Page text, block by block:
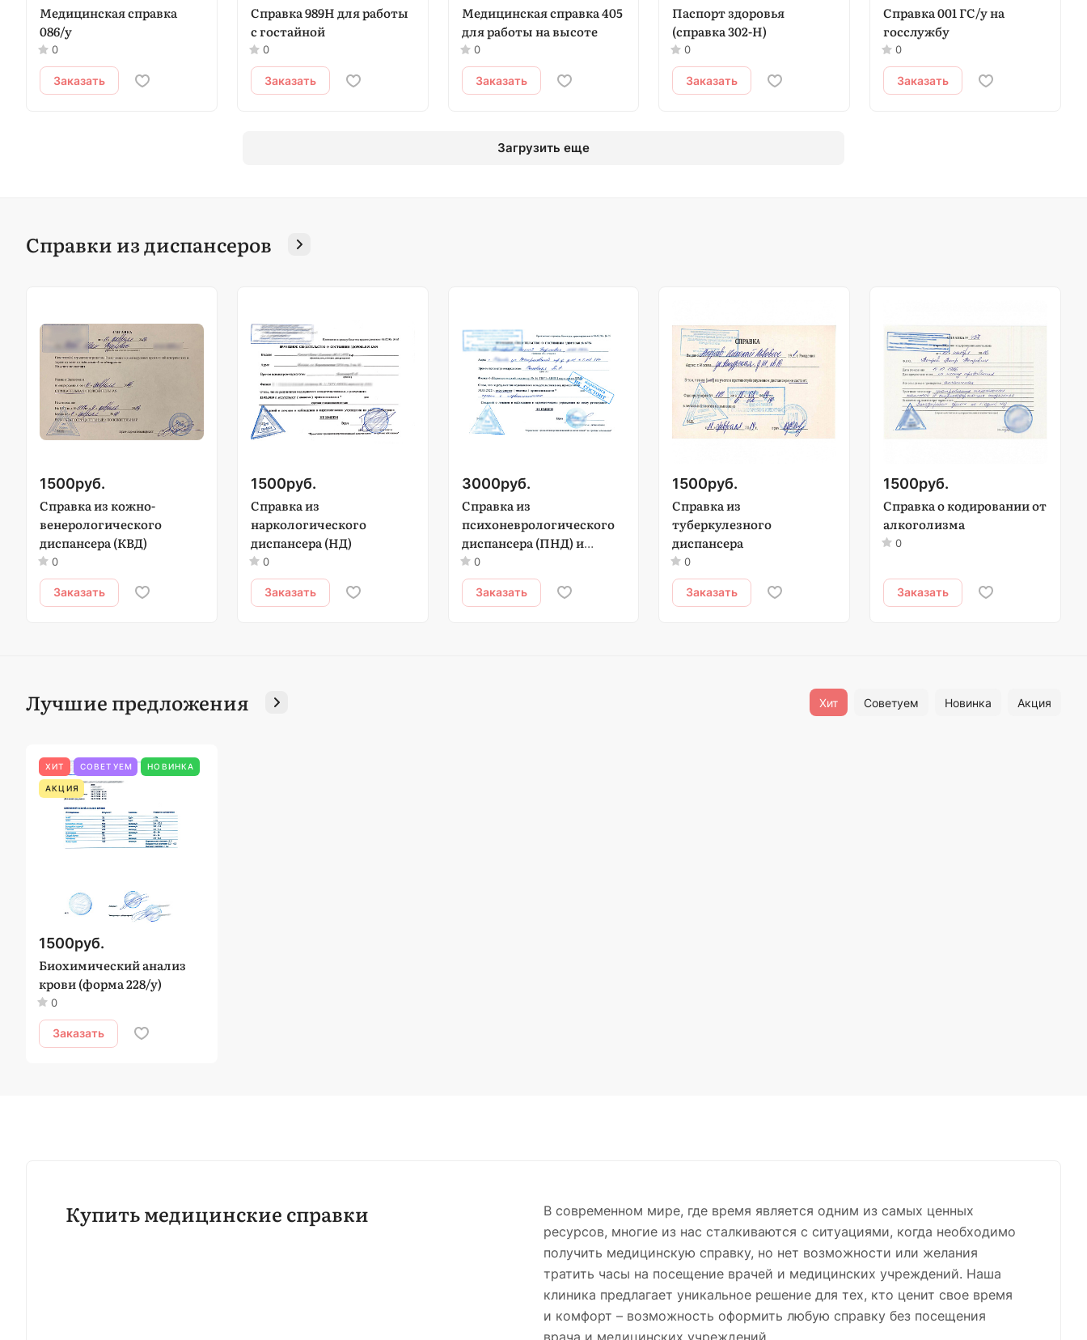
Медицинская справка
086/у
0
Заказать
Справка 989Н для работы
с гостайной
0
Заказать
Медицинская справка 405
для работы на высоте
0
Заказать
Паспорт здоровья
(справка 302-Н)
0
Заказать
Справка 001 ГС/у на
госслужбу
0
Заказать
Загрузить еще
Справки из диспансеров
1500руб.
Справка из кожно-
венерологического
диспансера (КВД)
0
Заказать
1500руб.
Справка из
наркологического
диспансера (НД)
0
Заказать
3000руб.
Справка из
психоневрологического
диспансера (ПНД) и
Наркологического
диспансера (НД)
0
Заказать
1500руб.
Справка из
туберкулезного
диспансера
0
Заказать
1500руб.
Справка о кодировании от
алкоголизма
0
Заказать
Лучшие предложения Хит Советуем Новинка Акция
ХИТ СОВЕТУЕМ НОВИНКА
АКЦИЯ
1500руб.
Биохимический анализ
крови (форма 228/у)
0
Заказать
Купить медицинские справки
В современном мире, где время является одним из самых ценных
ресурсов, многие из нас сталкиваются с ситуациями, когда необходимо
получить медицинскую справку, но нет возможности или желания
тратить часы на посещение врачей и медицинских учреждений. Наша
клиника предлагает уникальное решение для тех, кто ценит свое время
и комфорт – возможность оформить любую справку без посещения